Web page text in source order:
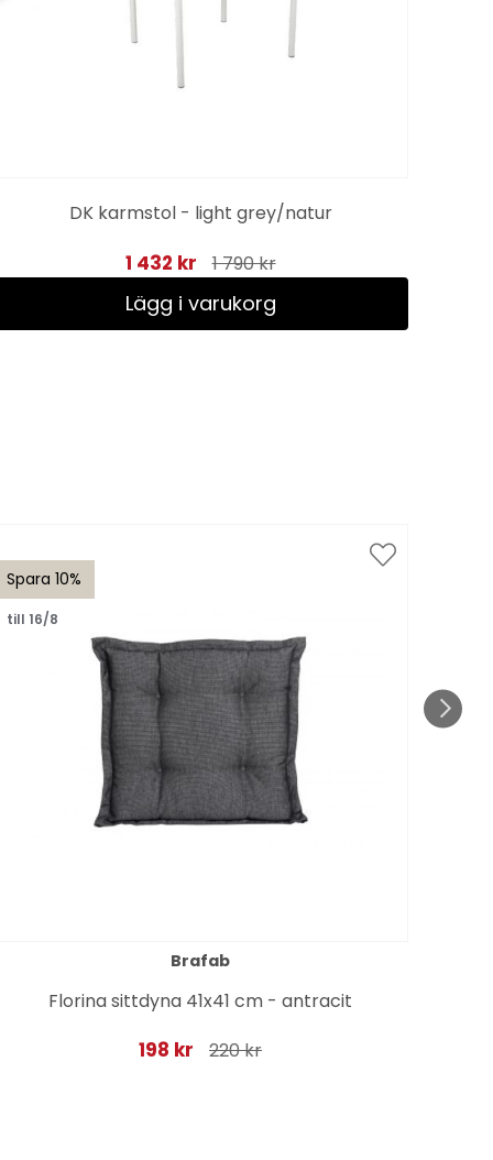
DK karmstol - light grey/natur
1 432 kr 1 790 kr
Lägg i varukorg
Spara 10%
till 16/8
Brafab
Florina sittdyna 41x41 cm - antracit
198 kr 220 kr